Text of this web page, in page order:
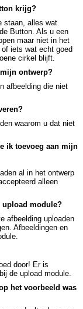
krijg?
staan, alles wat
Button. Als u een
maar niet in het
iets wat echt goed
cirkel blijft.
ontwerp?
afbeelding die niet
waarom u dat niet
ik toevoeg aan mijn
al in het ontwerp
alleen
upload module?
afbeelding uploaden
Afbeeldingen en
door! Er is
de upload module.
het voorbeeld was